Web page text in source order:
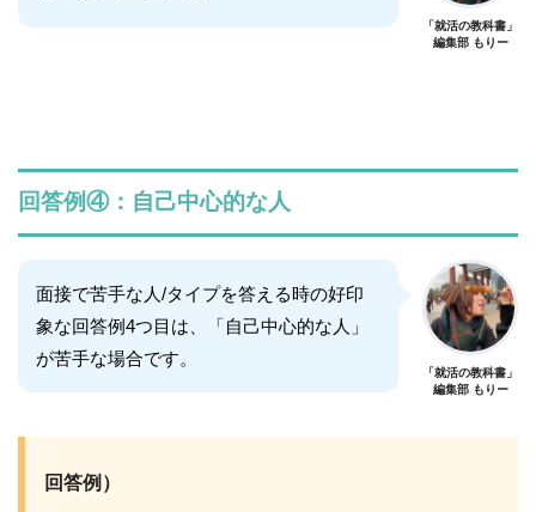
「就活の教科書」
編集部 もりー
回答例④：自己中心的な人
面接で苦手な人/タイプを答える時の好印
象な回答例4つ目は、「自己中心的な人」
が苦手な場合です。
「就活の教科書」
編集部 もりー
回答例）